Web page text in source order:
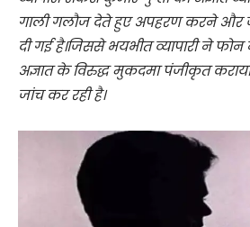
गाली गलौज देते हुए अपहरण करने और
दी गई है।जिससे भयभीत व्यापारी ने
अज्ञात के विरुद्ध मुकदमा पंजीकृत
जांच कर रही है।